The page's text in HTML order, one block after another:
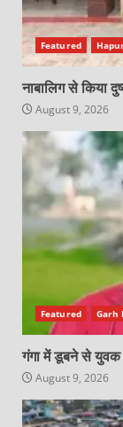
Featured
नाबालिग से किया
August 9, 2026
Featured Garh
गंगा में डूबने से युवक
August 9, 2026